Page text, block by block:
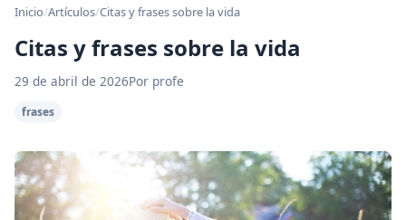
Inicio/Artículos/Citas y frases sobre la vida
Citas y frases sobre la vida
29 de abril de 2026Por profe
frases